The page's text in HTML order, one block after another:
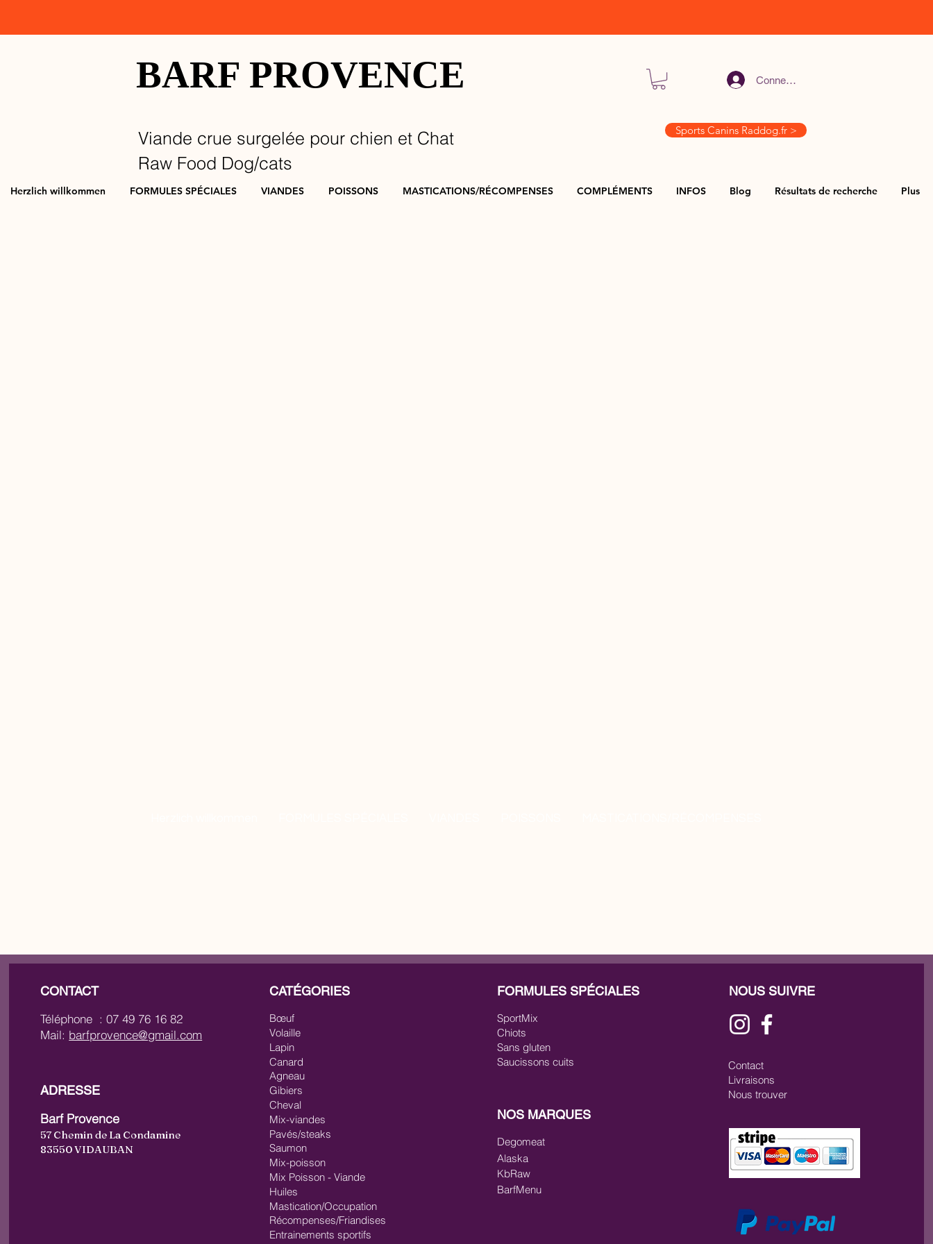
BARF PROVENCE Connexion
Viande crue surgelée pour chien et Chat
Raw Food Dog/cats
Sports Canins Raddog.fr >
Herzlich willkommen FORMULES SPÉCIALES VIANDES POISSONS MASTICATIONS/RÉCOMPENSES COMPLÉMENTS INFOS Blog Résultats de recherche Plus
CONTACT
Téléphone : 07 49 76 16 82
Mail: barfprovence@gmail.com
ADRESSE
Barf Provence
57 Chemin de La Condamine
83550 VIDAUBAN
CATÉGORIES
Bœuf
Volaille
Lapin
Agneau
Canard
Gibiers
Cheval
Mix-viandes
Saumon
Pavés/steaks
Mix-poisson
Mix Poisson - Viande
Huiles
Récompenses/Friandises
Mastication/Occupation
Entrainements sportifs
FORMULES SPÉCIALES
SportMix
Chiots
Sans gluten
Saucissons cuits
NOS MARQUES
Degomeat
Alaska
KbRaw
BarfMenu
NOUS SUIVRE
Contact
Livraisons
Nous trouver